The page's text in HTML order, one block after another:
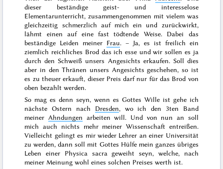
dieser beständige geist- und interesselose
Elementarunterricht, zusammengenommen mit vielem was
gleichzeitig schmerzlich auf mich ein und zurückwirkt,
lähmt einen auf eine fast tödtende Weise. Dabei das
beständige Leiden meiner Frau. – Ja, es ist freilich ein
ziemlich reichliches Brod das ich esse und wir sollen es ja
durch denSchweiß unsers Angesichts erkaufen. Soll dies
aber in den Thränen unsers Angesichts geschehen, so ist
es zu theuer erkauft, dieser Preis darf nur für das Brod von
oben bezahlt werden.
So mag es denn seyn, wenn es Gottes Wille ist gehe ich
nächste Ostern nach Dresden, wo ich den 3ten Band
meiner Ahndungen arbeiten will. Und von nun an soll
mich auch nichts mehr meiner Wissenschaft entreißen.
Vielleicht gelingt es mir wieder Lehrer an einer Universität
zu werden, dann soll mit Gottes Hülfe mein ganzes übriges
Leben einer Physica sacra geweiht seyn, welche, nach
meiner Meinung wohl eines solchen Preises werth ist.